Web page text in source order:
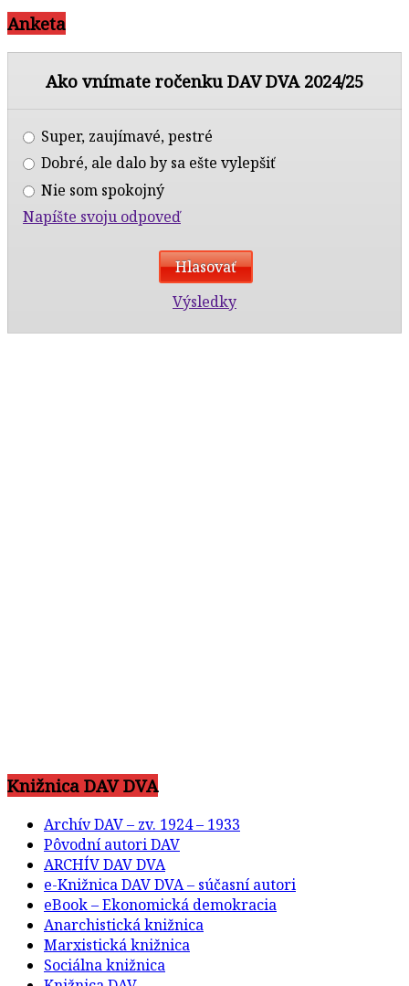
Anketa
Ako vnímate ročenku DAV DVA 2024/25
Super, zaujímavé, pestré
Dobré, ale dalo by sa ešte vylepšiť
Nie som spokojný
Napíšte svoju odpoveď
Výsledky
Knižnica DAV DVA
Archív DAV – zv. 1924 – 1933
Pôvodní autori DAV
ARCHÍV DAV DVA
e-Knižnica DAV DVA – súčasní autori
eBook – Ekonomická demokracia
Anarchistická knižnica
Marxistická knižnica
Sociálna knižnica